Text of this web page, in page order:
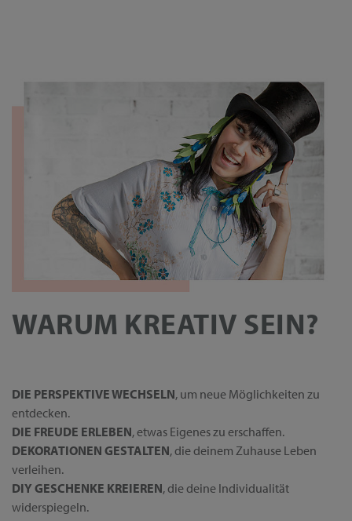
WARUM KREATIV SEIN?
DIE PERSPEKTIVE WECHSELN, um neue Möglichkeiten zu
entdecken.
DIE FREUDE ERLEBEN, etwas Eigenes zu erschaffen.
DEKORATIONEN GESTALTEN, die deinem Zuhause Leben
verleihen.
DIY GESCHENKE KREIEREN, die deine Individualität
widerspiegeln.